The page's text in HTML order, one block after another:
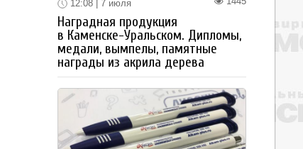
12:08 | 7 июля
Наградная продукция
в Каменске-Уральском. Дипломы,
медали, вымпелы, памятные
награды из акрила дерева